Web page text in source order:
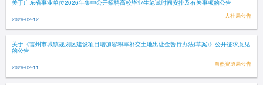
关于广东省事业单位2026年集中公开招聘高校毕业生笔试时间安排及有关事项的公告
2026-02-12 人社局公告
关于《雷州市城镇规划区建设项目增加容积率补交土地出让金暂行办法(草案)》公开征求意见
的公告
2026-02-11 自然资源局公告